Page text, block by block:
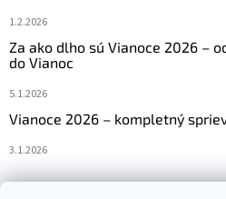
1.2.2026
Za ako dlho sú Vianoce 2026 –
do Vianoc
5.1.2026
Vianoce 2026 – kompletný
3.1.2026